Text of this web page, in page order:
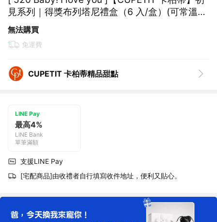
見系列｜得獎布列塔尼禮盒（6 入/盒）(可常溫保
存，送禮收禮都方便！不怕冰箱被塞爆)
無法購買
免運費
CUPETIT 卡柏蒂精品甜點
LINE Pay
最高4%
LINE Bank
單筆滿額
支援LINE Pay
[宅配商品]由收禮者自行填寫收件地址，便利又貼心。